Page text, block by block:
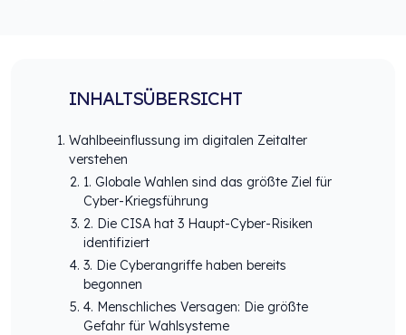
INHALTSÜBERSICHT
Wahlbeeinflussung im digitalen Zeitalter
verstehen
1. Globale Wahlen sind das größte Ziel für
Cyber-Kriegsführung
2. Die CISA hat 3 Haupt-Cyber-Risiken
identifiziert
3. Die Cyberangriffe haben bereits
begonnen
4. Menschliches Versagen: Die größte
Gefahr für Wahlsysteme